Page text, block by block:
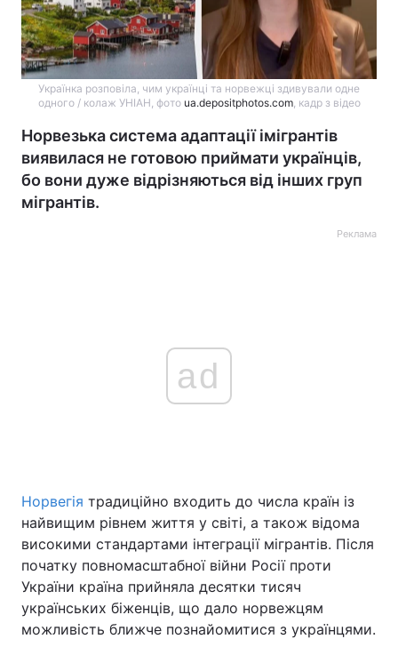
Українка розповіла, чим українці та норвежці здивували одне
одного / колаж УНІАН, фото ua.depositphotos.com, кадр з відео
Норвезька система адаптації імігрантів
виявилася не готовою приймати українців,
бо вони дуже відрізняються від інших груп
мігрантів.
Реклама
ad
Норвегія традиційно входить до числа країн із
найвищим рівнем життя у світі, а також відома
високими стандартами інтеграції мігрантів. Після
початку повномасштабної війни Росії проти
України країна прийняла десятки тисяч
українських біженців, що дало норвежцям
можливість ближче познайомитися з українцями.